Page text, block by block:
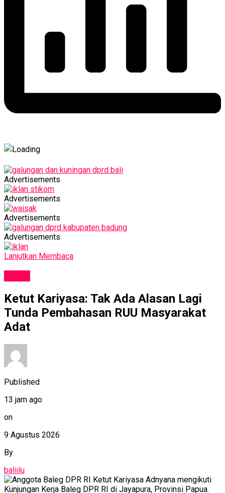
Advertisements
Advertisements
Advertisements
Advertisements
Lanjutkan Membaca
Ketut Kariyasa: Tak Ada Alasan Lagi
Tunda Pembahasan RUU Masyarakat
Adat
Published
13 jam ago
on
9 Agustus 2026
By
baliilu